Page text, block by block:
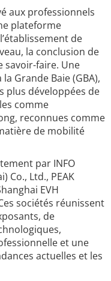
aux professionnels
plateforme
de
la conclusion de
savoir-faire. Une
Grande Baie (GBA),
plus développées de
comme
reconnues comme
de mobilité
par INFO
Co., Ltd., PEAK
EVH
sociétés réunissent
de
et une
actuelles et les